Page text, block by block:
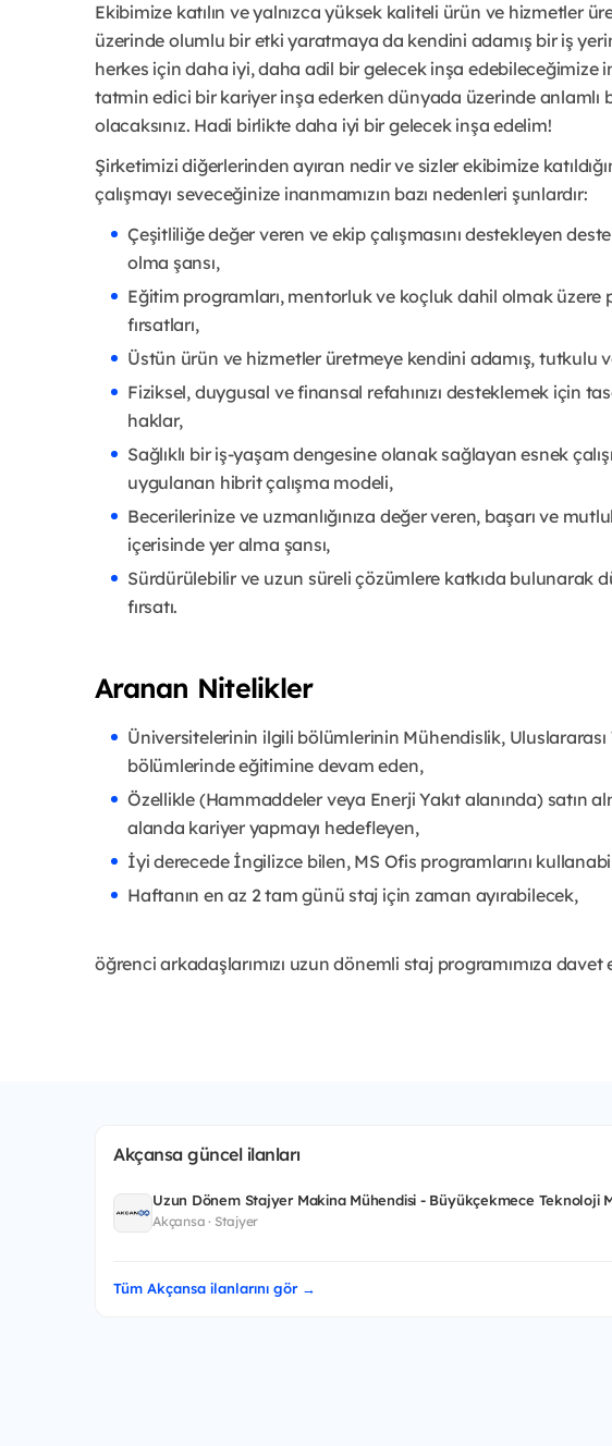
Ekibimize katılın ve yalnızca yüksek kaliteli ürün ve hizmetler
üzerinde olumlu bir etki yaratmaya da kendini adamış bir iş
herkes için daha iyi, daha adil bir gelecek inşa edebileceğimize
tatmin edici bir kariyer inşa ederken dünyada üzerinde anlamlı
olacaksınız. Hadi birlikte daha iyi bir gelecek inşa edelim!
Şirketimizi diğerlerinden ayıran nedir ve sizler ekibimize
çalışmayı seveceğinize inanmamızın bazı nedenleri şunlardır:
Çeşitliliğe değer veren ve ekip çalışmasını destekleyen
olma şansı,
Eğitim programları, mentorluk ve koçluk dahil olmak üzere
fırsatları,
Üstün ürün ve hizmetler üretmeye kendini adamış, tutkulu
Fiziksel, duygusal ve finansal refahınızı desteklemek için
haklar,
Sağlıklı bir iş-yaşam dengesine olanak sağlayan esnek
uygulanan hibrit çalışma modeli,
Becerilerinize ve uzmanlığınıza değer veren, başarı ve
içerisinde yer alma şansı,
Sürdürülebilir ve uzun süreli çözümlere katkıda bulunarak
fırsatı.
Aranan Nitelikler
Üniversitelerinin ilgili bölümlerinin Mühendislik, Uluslararası
bölümlerinde eğitimine devam eden,
Özellikle (Hammaddeler veya Enerji Yakıt alanında) satın
alanda kariyer yapmayı hedefleyen,
İyi derecede İngilizce bilen, MS Ofis programlarını
Haftanın en az 2 tam günü staj için zaman ayırabilecek,
öğrenci arkadaşlarımızı uzun dönemli staj programımıza davet
Akçansa güncel ilanları
Uzun Dönem Stajyer Makina Mühendisi - Büyükçekmece Teknoloji
Akçansa · Stajyer
Tüm Akçansa ilanlarını gör →